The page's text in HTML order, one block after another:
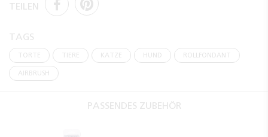
TEILEN
TAGS
TORTE TIERE KATZE HUND ROLLFONDANT
AIRBRUSH
PASSENDES ZUBEHÖR